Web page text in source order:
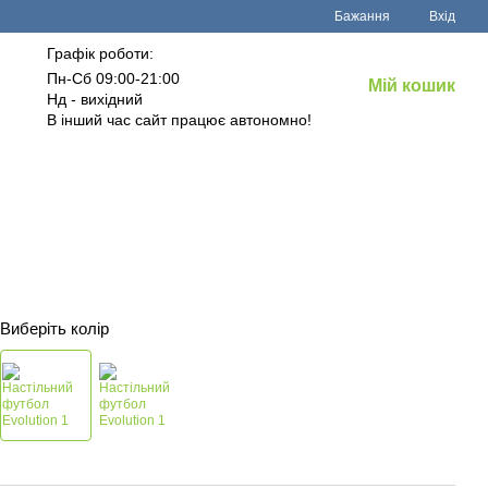
Бажання Вхід
Графік роботи:
Пн-Сб 09:00-21:00
Нд - вихідний
В інший час сайт працює автономно!
Мій кошик
Виберіть колір